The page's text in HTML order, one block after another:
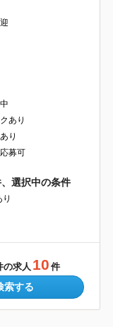
あり
り
募可
選択中の条件
の求人 10 件
索する